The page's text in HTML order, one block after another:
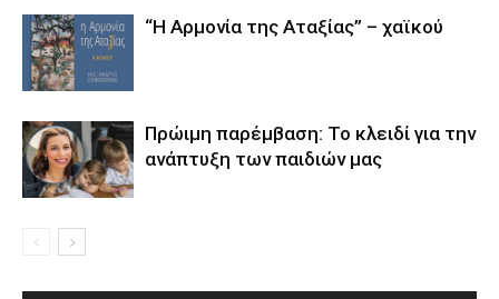
“Η Αρμονία της Αταξίας” – χαϊκού
Πρώιμη παρέμβαση: Το κλειδί για την
ανάπτυξη των παιδιών µας